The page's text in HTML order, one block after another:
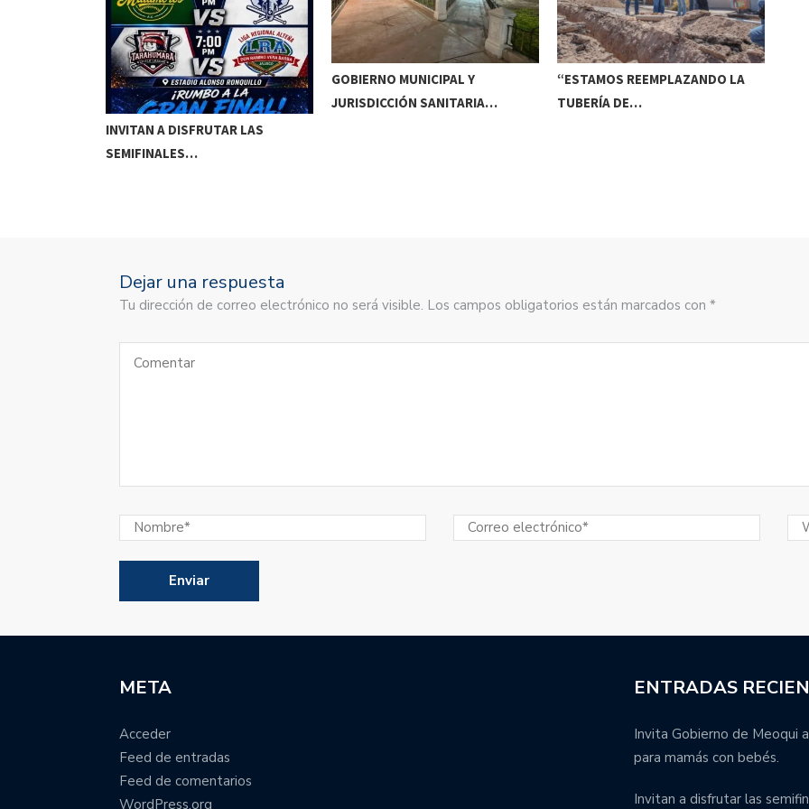
INVITAN A DISFRUTAR LAS
SEMIFINALES…
GOBIERNO MUNICIPAL Y
JURISDICCIÓN SANITARIA…
“ESTAMOS REEMPLAZANDO LA
TUBERÍA DE…
Dejar una respuesta
Tu dirección de correo electrónico no será visible. Los campos obligatorios están marcados con *
META
Acceder
Feed de entradas
Feed de comentarios
WordPress.org
ENTRADAS
Invita Gobierno de Meoqui
para mamás con bebés.
Invitan a disfrutar las